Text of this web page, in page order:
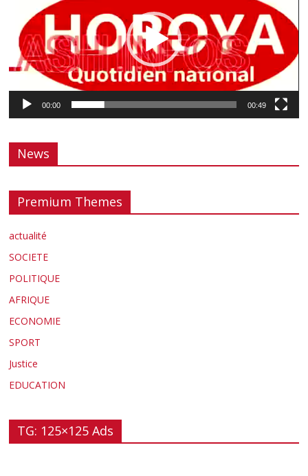
00:00 00:49
News
Premium Themes
actualité
SOCIETE
POLITIQUE
AFRIQUE
ECONOMIE
SPORT
Justice
EDUCATION
TG: 125×125 Ads